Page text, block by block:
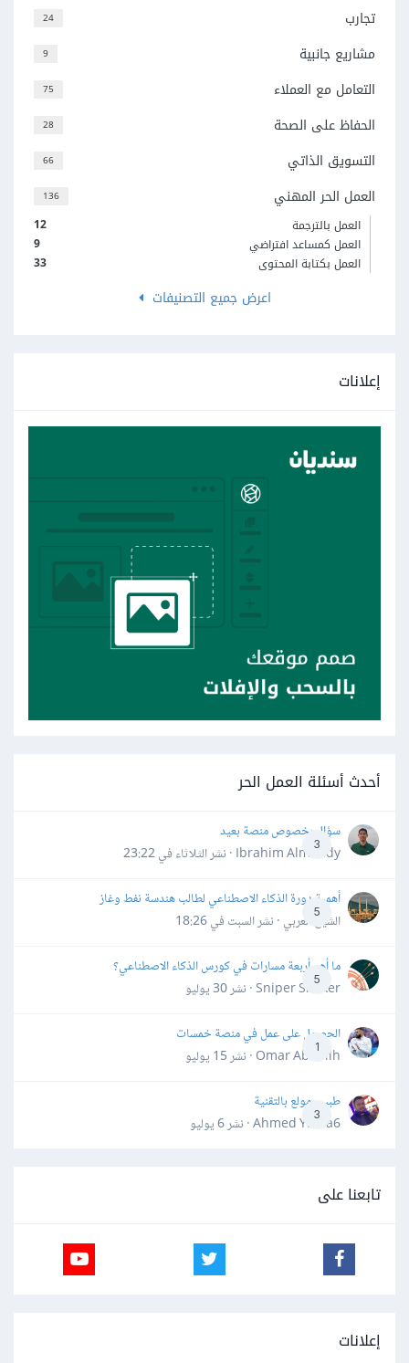
24 تجارب
9 مشاريع جانبية
75 التعامل مع العملاء
28 الحفاظ على الصحة
66 التسويق الذاتي
136 العمل الحر المهني
12
العمل بالترجمة
9
العمل كمساعد افتراضي
33
العمل بكتابة المحتوى
اعرض جميع التصنيفات
إعلانات
أحدث أسئلة العمل الحر
3
سؤال بخصوص منصة بعيد
Ibrahim Almahdy · نشر
الثلاثاء في 23:22
5
أهمية دورة الذكاء الاصطناعي لطالب هندسة نفط وغاز
الشيخ العربي · نشرالسبت في 18:26
5
ما أهم أربعة مسارات في كورس الذكاء الاصطناعي؟
Sniper Shaker · نشر
30 يوليو
1
الحصول على عمل في منصة خمسات
Omar Abdallh · نشر
15 يوليو
3
طبيب مولع بالتقنية
Ahmed Yahia6 · نشر
6 يوليو
تابعنا على
إعلانات